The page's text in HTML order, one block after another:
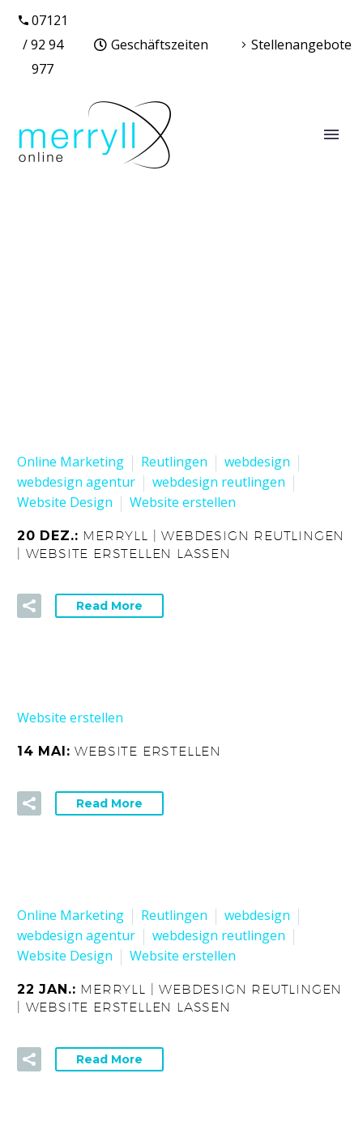
07121
/ 92 94
977
Geschäftszeiten Stellenangebote
Online Marketing Reutlingen
webdesign
webdesign agentur
webdesign reutlingen
Website Design
Website erstellen
20 DEZ.: MERRYLL | WEBDESIGN REUTLINGEN
| WEBSITE ERSTELLEN LASSEN
Read More
Website erstellen
14 MAI:WEBSITE ERSTELLEN
Read More
Online Marketing Reutlingen
webdesign
webdesign agentur
webdesign reutlingen
Website Design
Website erstellen
22 JAN.: MERRYLL | WEBDESIGN REUTLINGEN
| WEBSITE ERSTELLEN LASSEN
Read More